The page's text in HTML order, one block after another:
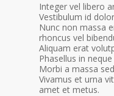
Integer vel libero
Vestibulum id
Nunc non massa
rhoncus vel
Aliquam erat
Phasellus in
Morbi a massa
Vivamus et urna
amet et metus.